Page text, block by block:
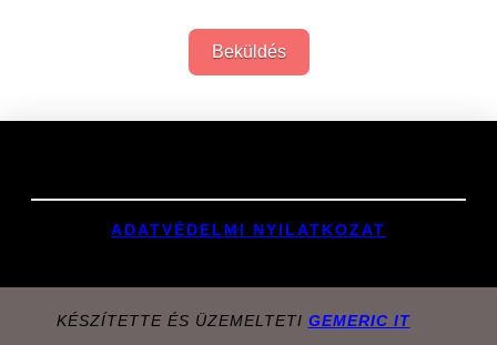
Beküldés
ADATVÉDELMI NYILATKOZAT
KÉSZÍTETTE ÉS ÜZEMELTETI GEMERIC IT